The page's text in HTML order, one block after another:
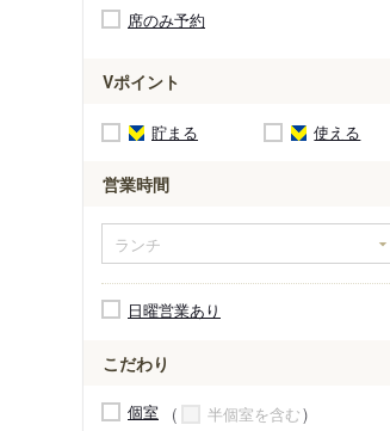
席のみ予約
Vポイント
貯まる 使える
営業時間
日曜営業あり
こだわり
個室
半個室を含む